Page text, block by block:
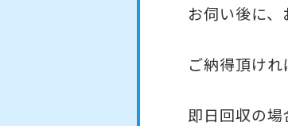
お伺い後に、
ご納得頂けれ
即日回収の場